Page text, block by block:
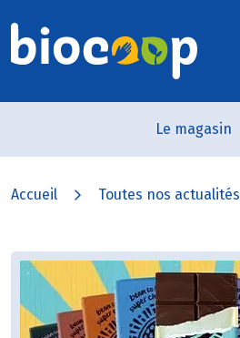
Le magasin
Accueil Toutes nos actualités